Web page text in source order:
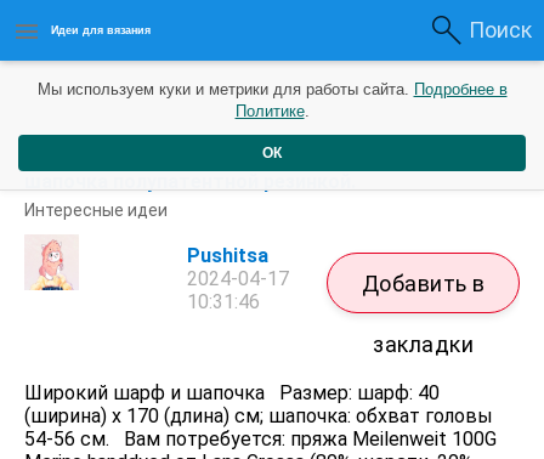
Идеи для вязания Поиск
Рельефное вязание, объёмная резинка. Шарф и
Интересные идеи
Pushitsa
2024-04-17
10:31:46
Добавить в
закладки
Широкий шарф и шапочка Размер: шарф: 40
(ширина) х 170 (длина) см; шапочка: обхват головы
54-56 см. Вам потребуется: пряжа Meilenweit 100G
Мы используем куки и метрики для работы сайта. Подробнее в
Политике.
ОК